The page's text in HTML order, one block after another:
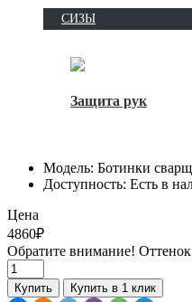
СИЗЫ
Защита рук
Модель: Ботинки
Доступность: Есть в
Цена
4860₽
Обратите внимание! Оттенок
Купить Купить в 1 клик